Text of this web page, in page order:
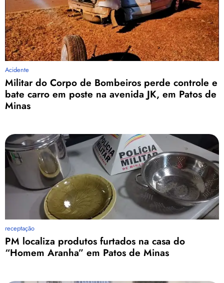
Acidente
Militar do Corpo de Bombeiros perde controle e
bate carro em poste na avenida JK, em Patos de
Minas
receptação
PM localiza produtos furtados na casa do
“Homem Aranha” em Patos de Minas